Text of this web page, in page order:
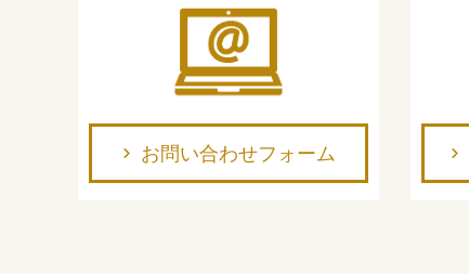
お問い合わせフォーム